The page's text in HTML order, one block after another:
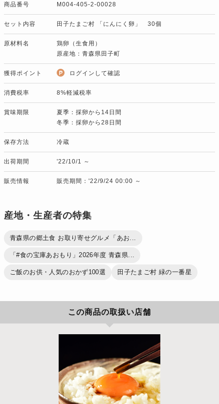
商品番号 M004-405-2-00028
セット内容 田子たまご村 「にんにく卵」 30個
原材料名
鶏卵（生食用）
原産地：青森県田子町
獲得ポイント ログインして確認
消費税率 8%軽減税率
賞味期限
夏季：採卵から14日間
冬季：採卵から28日間
保存方法 冷蔵
出荷期間 '22/10/1 ～
販売情報 販売期間：'22/9/24 00:00 ～
産地・生産者の特集
青森県の郷土食 お取り寄せグルメ「あお...
「#食の宝庫あおもり」2026年度 青森県...
ご飯のお供・人気のおかず100選 田子たまご村 緑の一番星
この商品の取扱い店舗